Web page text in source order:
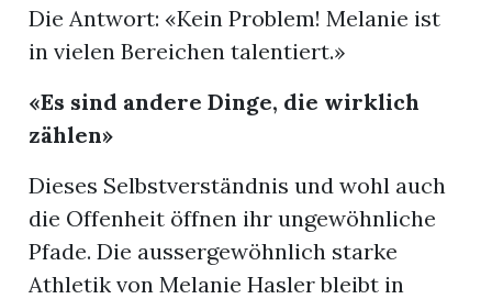
Die Antwort: «Kein Problem! Melanie ist
in vielen Bereichen talentiert.»
«Es sind andere Dinge, die wirklich
zählen»
Dieses Selbstverständnis und wohl auch
die Offenheit öffnen ihr ungewöhnliche
Pfade. Die aussergewöhnlich starke
Athletik von Melanie Hasler bleibt in